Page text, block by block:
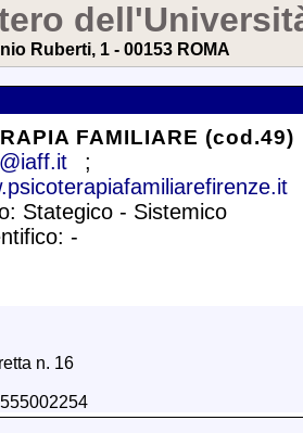
Ruberti, 1 - 00153 ROMA
FAMILIARE (cod.49)
;
Stategico - Sistemico
-
n. 16